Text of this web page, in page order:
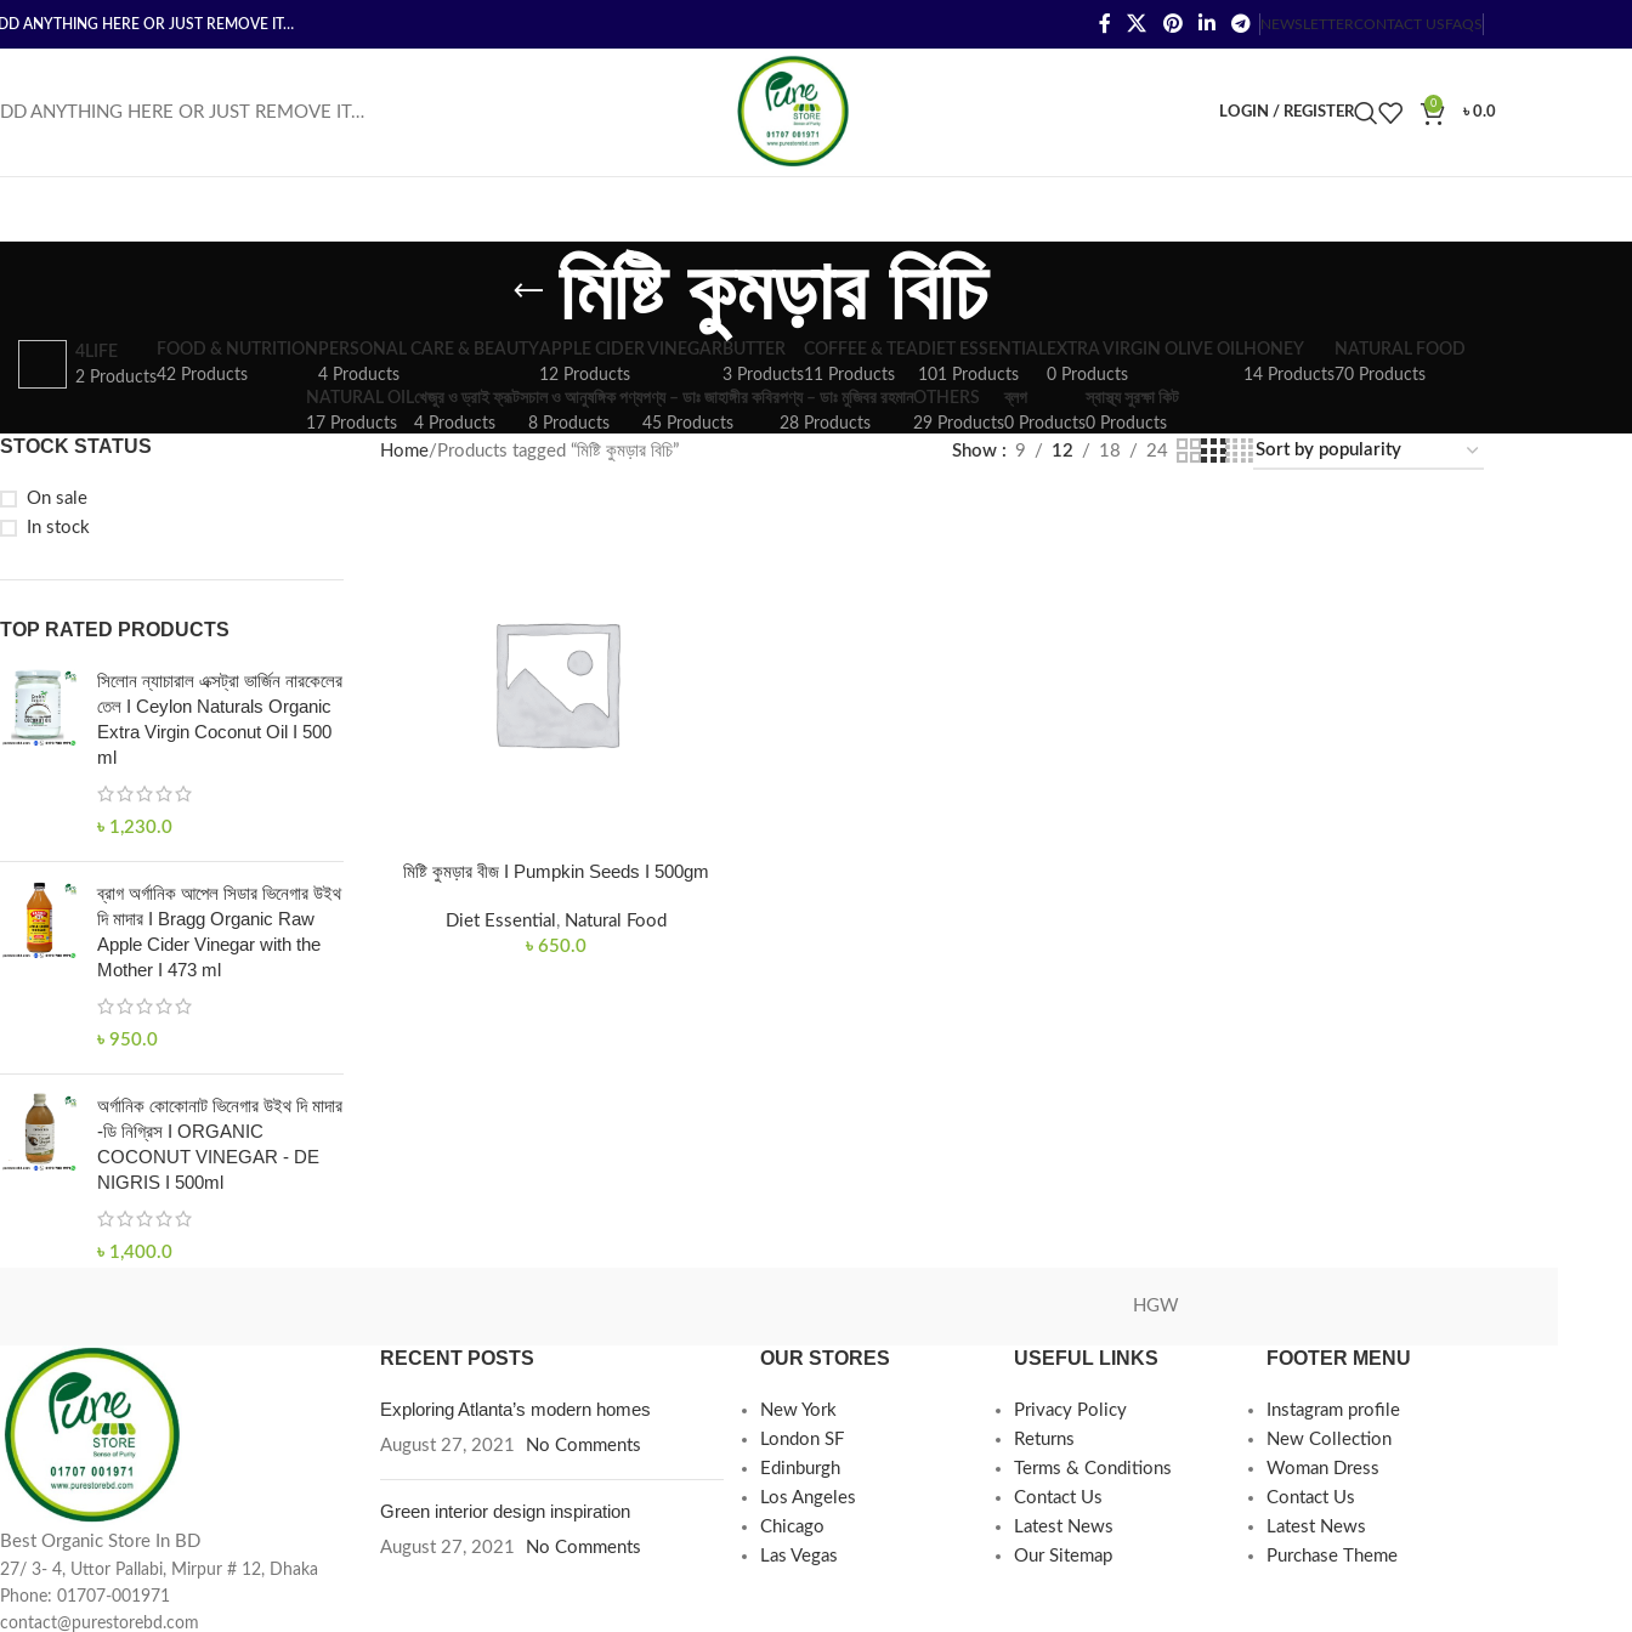
ANYTHING HERE OR JUST REMOVE IT… NEWSLETTERCONTACT USFAQS
ANYTHING HERE OR JUST REMOVE IT… LOGIN / REGISTER
0
৳0.0
মিষ্টি কুমড়ার বিচি
4LIFE
2 Products
FOOD & NUTRITION
42 Products
PERSONAL CARE & BEAUTY
4 Products
APPLE CIDER VINEGAR
12 Products
BUTTER
3 Products
COFFEE & TEA
11 Products
DIET ESSENTIAL
101 Products
EXTRA VIRGIN OLIVE OIL
0 Products
HONEY
14 Products
NATURAL FOOD
70 Products
NATURAL OIL
17 Products
খেজুর ও ড্রাই ফ্রূটস
4 Products
চাল ও আনুষঙ্গিক পণ্য
8 Products
পণ্য – ডাঃ জাহাঙ্গীর কবির
45 Products
পণ্য – ডাঃ মুজিবর রহমান
28 Products
OTHERS
29 Products
ব্লগ
0 Products
স্বাস্থ্য সুরক্ষা কিট
0 Products
STOCK STATUS
On sale
In stock
TOP RATED PRODUCTS
সিলোন ন্যাচারাল এক্সট্রা ভার্জিন নারকেলের
তেল I Ceylon Naturals Organic
Extra Virgin Coconut Oil I 500
ml
৳ 1,230.0
ব্রাগ অর্গানিক আপেল সিডার ভিনেগার উইথ
দি মাদার I Bragg Organic Raw
Apple Cider Vinegar with the
Mother I 473 ml
৳ 950.0
অর্গানিক কোকোনাট ভিনেগার উইথ দি মাদার
-ডি নিগ্রিস I ORGANIC
COCONUT VINEGAR - DE
NIGRIS I 500ml
৳ 1,400.0
Home Products tagged “মিষ্টি কুমড়ার বিচি” Show 9 12 18 24
মিষ্টি কুমড়ার বীজ I Pumpkin Seeds I 500gm
Diet Essential , Natural Food
৳ 650.0
HGW
Best Organic Store In BD
27/ 3- 4, Uttor Pallabi, Mirpur # 12, Dhaka
Phone: 01707-001971
contact@purestorebd.com
RECENT POSTS
Exploring Atlanta’s modern homes
August 27, 2021 No Comments
Green interior design inspiration
August 27, 2021 No Comments
OUR STORES
New York
London SF
Edinburgh
Los Angeles
Chicago
Las Vegas
USEFUL LINKS
Privacy Policy
Returns
Terms & Conditions
Contact Us
Latest News
Our Sitemap
FOOTER MENU
Instagram profile
New Collection
Woman Dress
Contact Us
Latest News
Purchase Theme